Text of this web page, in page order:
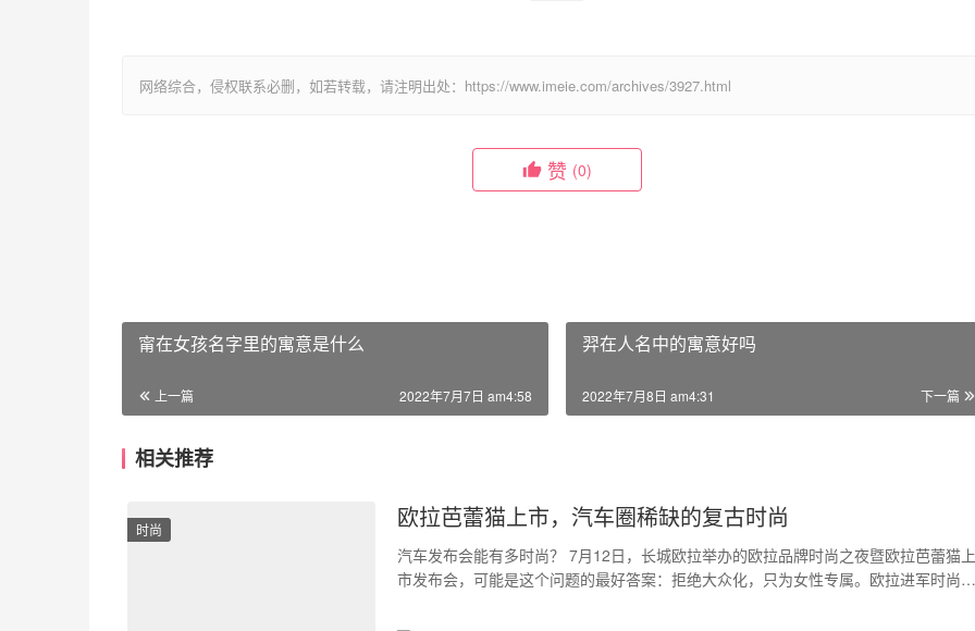
网络综合，侵权联系必删，如若转载，请注明出处：https://www.imeie.com/archives/3927.html
赞 (0)
甯在女孩名字里的寓意是什么
上一篇 2022年7月7日 am4:58
羿在人名中的寓意好吗
下一篇
2022年7月8日 am4:31
相关推荐
时尚 欧拉芭蕾猫上市，汽车圈稀缺的复古时尚
汽车发布会能有多时尚？ 7月12日，长城欧拉举办的欧拉品牌时尚之夜暨欧拉芭蕾猫上
市发布会，可能是这个问题的最好答案：拒绝大众化，只为女性专属。欧拉进军时尚